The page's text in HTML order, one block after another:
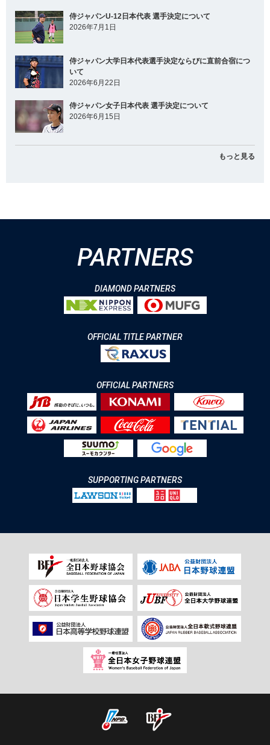
侍ジャパンU-12日本代表 選手決定について
2026年7月1日
侍ジャパン大学日本代表選手決定ならびに直前合宿につ
いて
2026年6月22日
侍ジャパン女子日本代表 選手決定について
2026年6月15日
もっと見る
PARTNERS
DIAMOND PARTNERS
OFFICIAL TITLE PARTNER
OFFICIAL PARTNERS
SUPPORTING PARTNERS